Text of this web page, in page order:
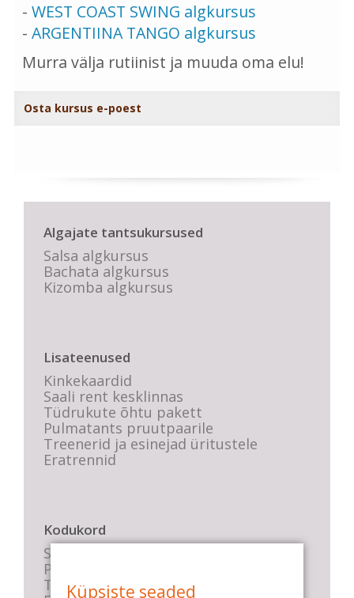
- WEST COAST SWING algkursus
- ARGENTIINA TANGO algkursus
Murra välja rutiinist ja muuda oma elu!
Osta kursus e-poest
Algajate tantsukursused
Salsa algkursus
Bachata algkursus
Kizomba algkursus
Lisateenused
Kinkekaardid
Saali rent kesklinnas
Tüdrukute õhtu pakett
Pulmatants pruutpaarile
Treenerid ja esinejad üritustele
Eratrennid
Kodukord
Stuudio sisekord
Privaatsustingimused
Tasemete kirjeldused
Küpsiste seaded